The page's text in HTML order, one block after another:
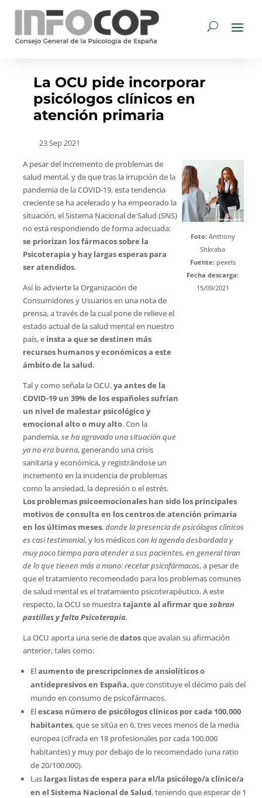
La OCU pide incorporar
psicólogos clínicos en
atención primaria
23 Sep 2021
A pesar del incremento de problemas de
salud mental, y de que tras la irrupción de la
pandemia de la COVID-19, esta tendencia
creciente se ha acelerado y ha empeorado la
situación, el Sistema Nacional de Salud (SNS)
no está respondiendo de forma adecuada:
se priorizan los fármacos sobre la
Psicoterapia y hay largas esperas para
ser atendidos.
Así lo advierte la Organización de
Consumidores y Usuarios en una nota de
prensa, a través de la cual pone de relieve el
estado actual de la salud mental en nuestro
país, e insta a que se destinen más
recursos humanos y económicos a este
ámbito de la salud.
Tal y como señala la OCU,ya antes de la
COVID-19 un 39% de los españoles sufrían
un nivel de malestar psicológico y
emocional alto o muy alto. Con la
pandemia,se ha agravado una situación que
ya no era buena, generando una crisis
sanitaria y económica, y registrándose un
incremento en la incidencia de problemas
como la ansiedad, la depresión o el estrés.
Foto:Anthony
Shkraba
Fuente: pexels
Fecha descarga:
15/09/2021
Los problemas psicoemocionales han sido los principales
motivos de consulta en los centros de atención primaria
en los últimos meses,donde la presencia de psicólogos clínicos
es casi testimonial, y los médicoscon la agenda desbordada y
muy poco tiempo para atender a sus pacientes, en general tiran
de lo que tienen más a mano: recetar psicofármacos, a pesar de
que el tratamiento recomendado para los problemas comunes
de salud mental es el tratamiento psicoterapéutico. A este
respecto, la OCU se muestratajante al afirmar que sobran
pastillas y falta Psicoterapia.
La OCU aporta una serie dedatosque avalan su afirmación
anterior, tales como:
Elaumento de prescripciones de ansiolíticos o
antidepresivos en España, que constituye el décimo país del
mundo en consumo de psicofármacos.
Elescaso número de psicólogos clínicos por cada 100.000
habitantes, que se sitúa en 6, tres veces menos de la media
europea (cifrada en 18 profesionales por cada 100.000
habitantes) y muy por debajo de lo recomendado (una ratio
de 20/100.000).
Las largas listas de espera para el/la psicólogo/a clínico/a
en el Sistema Nacional de Salud, teniendo que esperar de 1